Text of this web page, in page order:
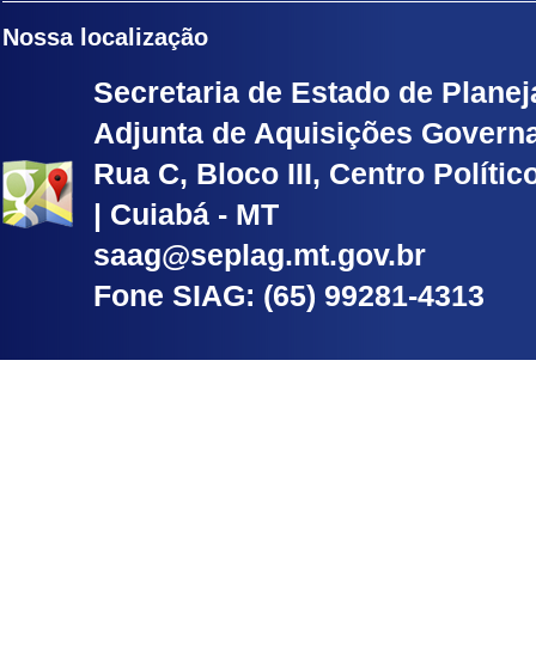
Nossa localização
Secretaria de Estado de
Adjunta de Aquisições
Rua C, Bloco III, Centro
| Cuiabá - MT
saag@seplag.mt.gov.br
Fone SIAG: (65) 99281-4313